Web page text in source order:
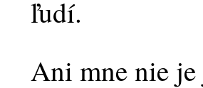
ľudí.
Ani mne nie